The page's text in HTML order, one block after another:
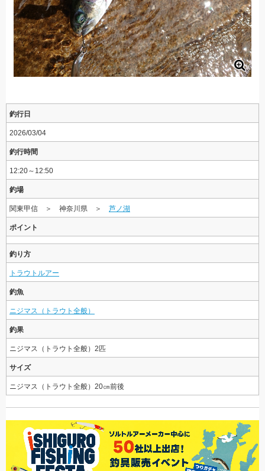
釣行日
2026/03/04
釣行時間
12:20～12:50
釣場
関東甲信 ＞ 神奈川県 ＞ 芦ノ湖
ポイント
釣り方
トラウトルアー
釣魚
ニジマス（トラウト全般）
釣果
ニジマス（トラウト全般）2匹
サイズ
ニジマス（トラウト全般）20㎝前後